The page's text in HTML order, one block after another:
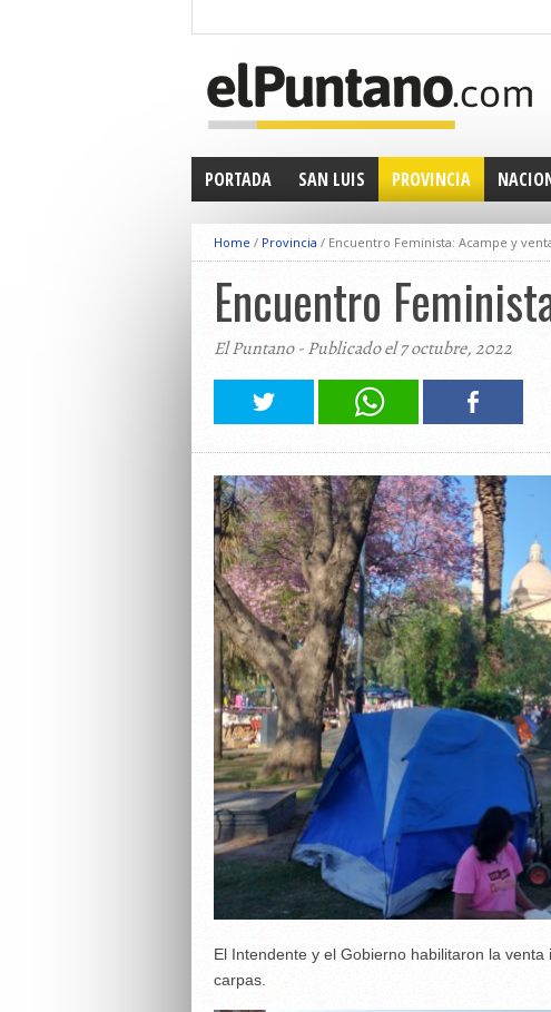
PORTADA SAN LUIS PROVINCIA
Home / Provincia / Encuentro Feminista: Acampe y
Encuentro
El Puntano - Publicado el 7 octubre, 2022
El Intendente y el Gobierno habilitaron la
carpas.